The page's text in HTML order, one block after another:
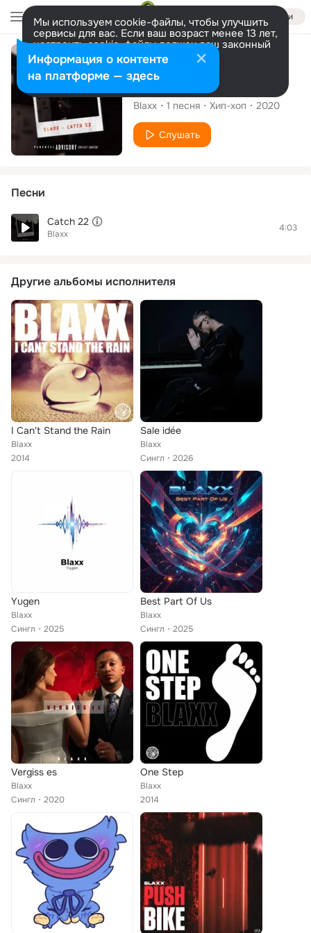
Войти
Мы используем cookie-файлы, чтобы улучшить
сервисы для вас. Если ваш возраст менее 13 лет,
настроить cookie-файлы должен ваш законный
представитель. Больше информации
Разрешить все Настроить
Сингл
Catch 22
Blaxx 1 песня Хип-хоп 2020
Слушать
Песни
Catch 22
Blaxx
4:03
Другие альбомы исполнителя
I Can't Stand the Rain
Blaxx
2014
Sale idée
Blaxx
Сингл
2026
Yugen
Blaxx
Сингл
2025
Best Part Of Us
Blaxx
Сингл
2025
Vergiss es
Blaxx
Сингл
2020
One Step
Blaxx
2014
Информация о контенте
на платформе — здесь